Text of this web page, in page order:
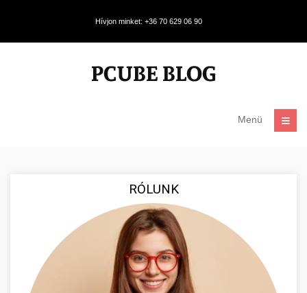
Hívjon minket: +36 70 629 06 90
Menü
RÓLUNK